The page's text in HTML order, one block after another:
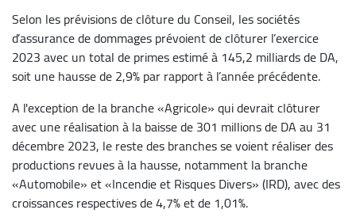
Selon les prévisions de clôture du Conseil, les sociétés
d’assurance de dommages prévoient de clôturer l’exercice
2023 avec un total de primes estimé à 145,2 milliards de DA,
soit une hausse de 2,9% par rapport à l’année précédente.
A l'exception de la branche «Agricole» qui devrait clôturer
avec une réalisation à la baisse de 301 millions de DA au 31
décembre 2023, le reste des branches se voient réaliser des
productions revues à la hausse, notamment la branche
«Automobile» et «Incendie et Risques Divers» (IRD), avec des
croissances respectives de 4,7% et de 1,01%.